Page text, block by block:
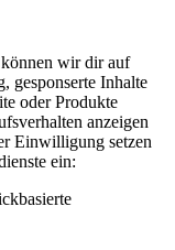
wir dir auf
gesponserte Inhalte
oder Produkte
anzeigen
Einwilligung setzen
ein: